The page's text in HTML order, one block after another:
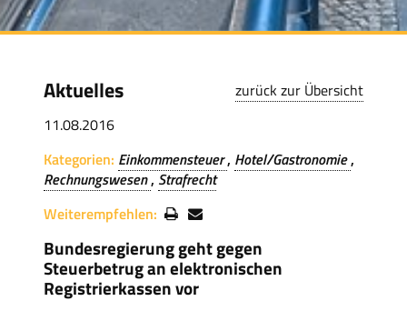
Aktuelles
11.08.2016
Kategorien: Einkommensteuer Hotel/Gastronomie
Rechnungswesen Strafrecht
Weiterempfehlen:
zurück zur Übersicht
Bundesregierung geht gegen
Steuerbetrug an elektronischen
Registrierkassen vor